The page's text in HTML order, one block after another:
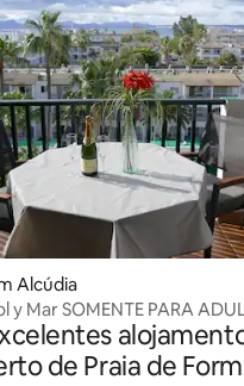
Alcúdia
Mar SOMENTE PARA
de Praia de